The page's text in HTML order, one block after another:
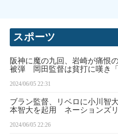
スポーツ
阪神に魔の九回、岩崎が痛恨
被弾 岡田監督は貧打に嘆き
2024/06/05 22:31
ブラン監督、リベロに小川智
本智大を起用 ネーションズ
2024/06/05 22:26